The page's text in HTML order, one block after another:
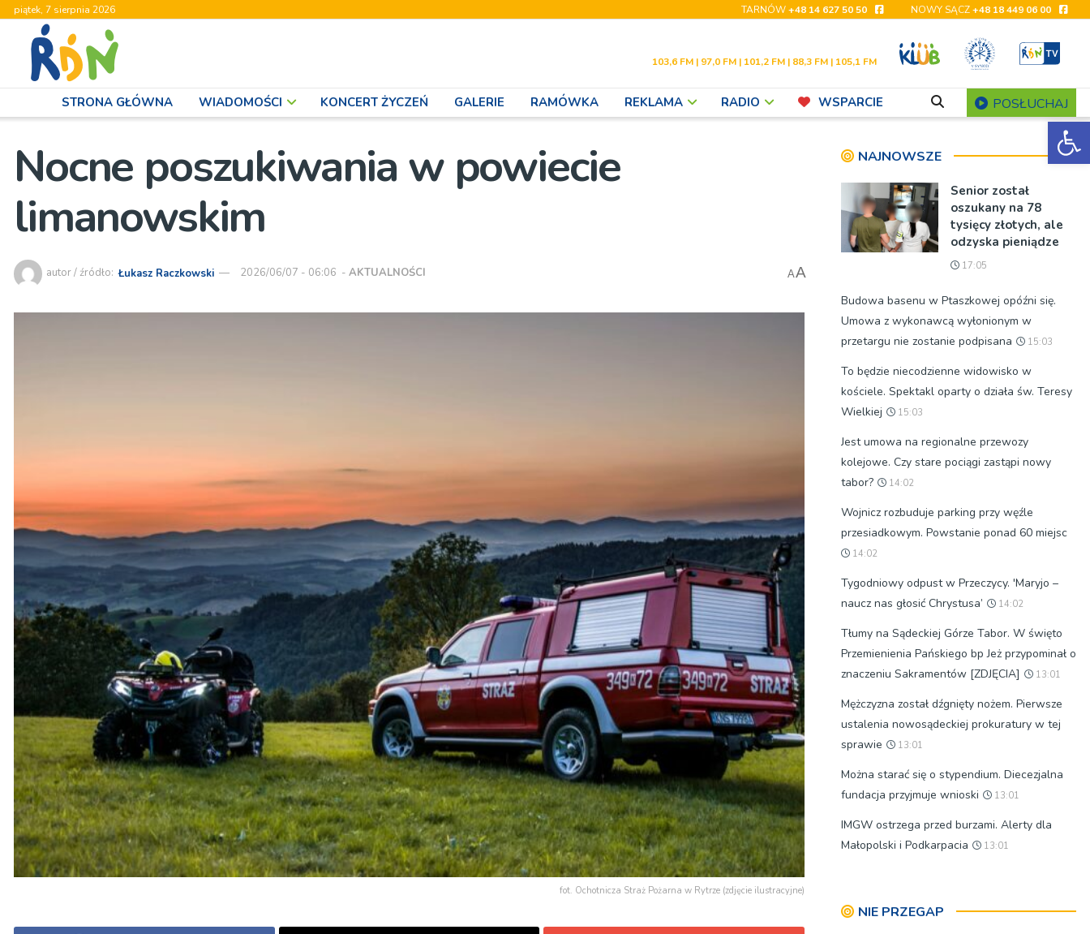
piątek, 7 sierpnia 2026 TARNÓW+48 14 627 50 50 NOWY SĄCZ+48 18 449 06 00
103,6 FM | 97,0 FM | 101,2 FM | 88,3 FM | 105,1 FM
STRONA GŁÓWNA WIADOMOŚCI KONCERT ŻYCZEŃ GALERIE RAMÓWKA REKLAMA RADIO WSPARCIE POSŁUCHAJ
Nocne poszukiwania w powiecie
limanowskim
autor / źródło: Łukasz Raczkowski 2026/06/07 - 06:06 - AKTUALNOŚCI AA
fot. Ochotnicza Straż Pożarna w Rytrze (zdjęcie ilustracyjne)
NAJNOWSZE
Senior został
oszukany na 78
tysięcy złotych, ale
odzyska pieniądze
17:05
Budowa basenu w Ptaszkowej opóźni się.
Umowa z wykonawcą wyłonionym w
przetargu nie zostanie podpisana
15:03
To będzie niecodzienne widowisko w
kościele. Spektakl oparty o działa św. Teresy
Wielkiej
15:03
Jest umowa na regionalne przewozy
kolejowe. Czy stare pociągi zastąpi nowy
tabor?
14:02
Wojnicz rozbuduje parking przy węźle
przesiadkowym. Powstanie ponad 60 miejsc
14:02
Tygodniowy odpust w Przeczycy. 'Maryjo –
naucz nas głosić Chrystusa’
14:02
Tłumy na Sądeckiej Górze Tabor. W święto
Przemienienia Pańskiego bp Jeż przypominał o
znaczeniu Sakramentów [ZDJĘCIA]
13:01
Mężczyzna został dźgnięty nożem. Pierwsze
ustalenia nowosądeckiej prokuratury w tej
sprawie
13:01
Można starać się o stypendium. Diecezjalna
fundacja przyjmuje wnioski
13:01
IMGW ostrzega przed burzami. Alerty dla
Małopolski i Podkarpacia
13:01
NIE PRZEGAP